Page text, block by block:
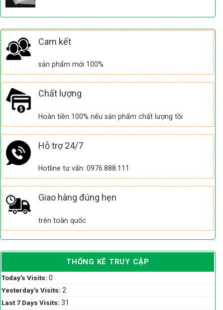
Cam kết
sản phẩm mới 100%
Chất lượng
Hoàn tiền 100% nếu sản phẩm chất lượng tồi
Hỗ trợ 24/7
Hotline tư vấn: 0976.888.111
Giao hàng đúng hẹn
trên toàn quốc
THỐNG KÊ TRUY CẬP
Today's Visits: 0
Yesterday's Visits: 2
Last 7 Days Visits: 31